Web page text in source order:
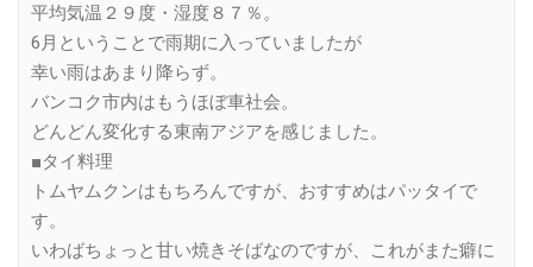
平均気温２９度・湿度８７％。
6月ということで雨期に入っていましたが
幸い雨はあまり降らず。
バンコク市内はもうほぼ車社会。
どんどん変化する東南アジアを感じました。
■タイ料理
トムヤムクンはもちろんですが、おすすめはパッタイで
す。
いわばちょっと甘い焼きそばなのですが、これがまた癖に